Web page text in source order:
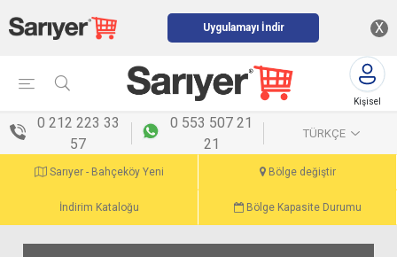
Uygulamayı İndir X
Kişisel
0 212 223 33
57
0 553 507 21
21
TÜRKÇE
Sarıyer - Bahçeköy Yeni Bölge değiştir
İndirim Kataloğu Bölge Kapasite Durumu